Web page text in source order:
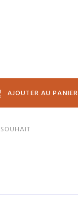
AJOUTER AU PANIER